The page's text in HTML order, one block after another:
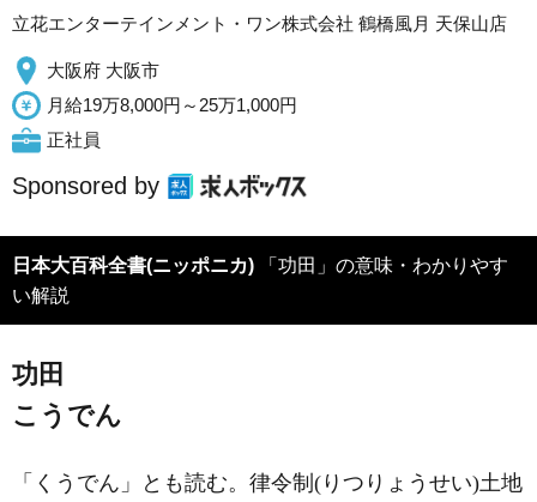
立花エンターテインメント・ワン株式会社 鶴橋風月 天保山店
大阪府 大阪市
月給19万8,000円～25万1,000円
正社員
Sponsored by
日本大百科全書(ニッポニカ) 「功田」の意味・わかりやす
い解説
功田
こうでん
「くうでん」とも読む。律令制(りつりょうせい)土地